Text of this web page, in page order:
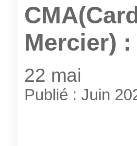
Mercier)
22 mai
Publié : Juin